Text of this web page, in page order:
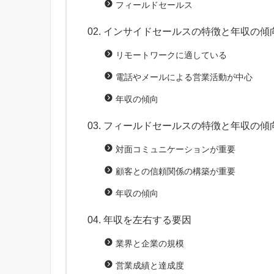
フィールドセールス
インサイドセールスの特徴と年収の傾
リモートワークに適している
電話やメールによる営業活動が中心
年収の傾向
フィールドセールスの特徴と年収の傾
対面コミュニケーションが重要
顧客との信頼関係の構築が重要
年収の傾向
年収を左右する要因
業界と企業の規模
営業成績と達成度